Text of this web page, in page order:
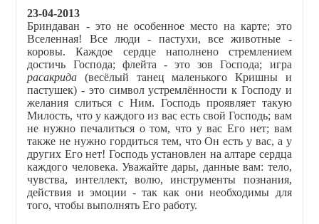
23-04-2013
Бриндаван - это не особенное место на карте; это
Вселенная! Все люди - пастухи, все животные -
коровы. Каждое сердце наполнено стремлением
достичь Господа; флейта - это зов Господа; игра
расакрида (весёлый танец маленького Кришны и
пастушек) - это символ устремлённости к Господу и
желания слиться с Ним. Господь проявляет такую
Милость, что у каждого из вас есть свой Господь; вам
не нужно печалиться о том, что у вас Его нет; вам
также не нужно гордиться тем, что Он есть у вас, а у
других Его нет! Господь установлен на алтаре сердца
каждого человека. Уважайте дары, данные вам: тело,
чувства, интеллект, волю, инструменты познания,
действия и эмоции - так как они необходимы для
того, чтобы выполнять Его работу.